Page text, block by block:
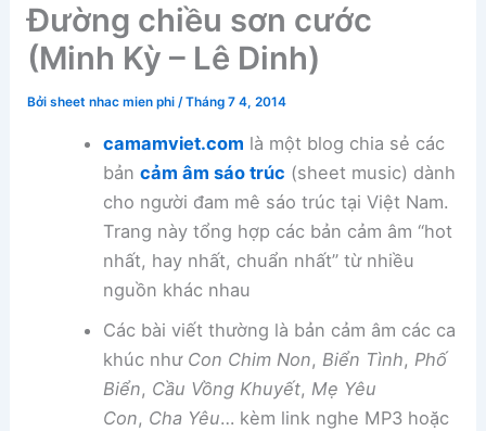
Đường chiều sơn cước
(Minh Kỳ – Lê Dinh)
Bởisheet nhac mien phi/Tháng 7 4, 2014
camamviet.com là một blog chia sẻ các
bản cảm âm sáo trúc (sheet music) dành
cho người đam mê sáo trúc tại Việt Nam.
Trang này tổng hợp các bản cảm âm “hot
nhất, hay nhất, chuẩn nhất” từ nhiều
nguồn khác nhau
Các bài viết thường là bản cảm âm các ca
khúc như Con Chim Non, Biển Tình, Phố
Biển, Cầu Vồng Khuyết, Mẹ Yêu
Con, Cha Yêu… kèm link nghe MP3 hoặc